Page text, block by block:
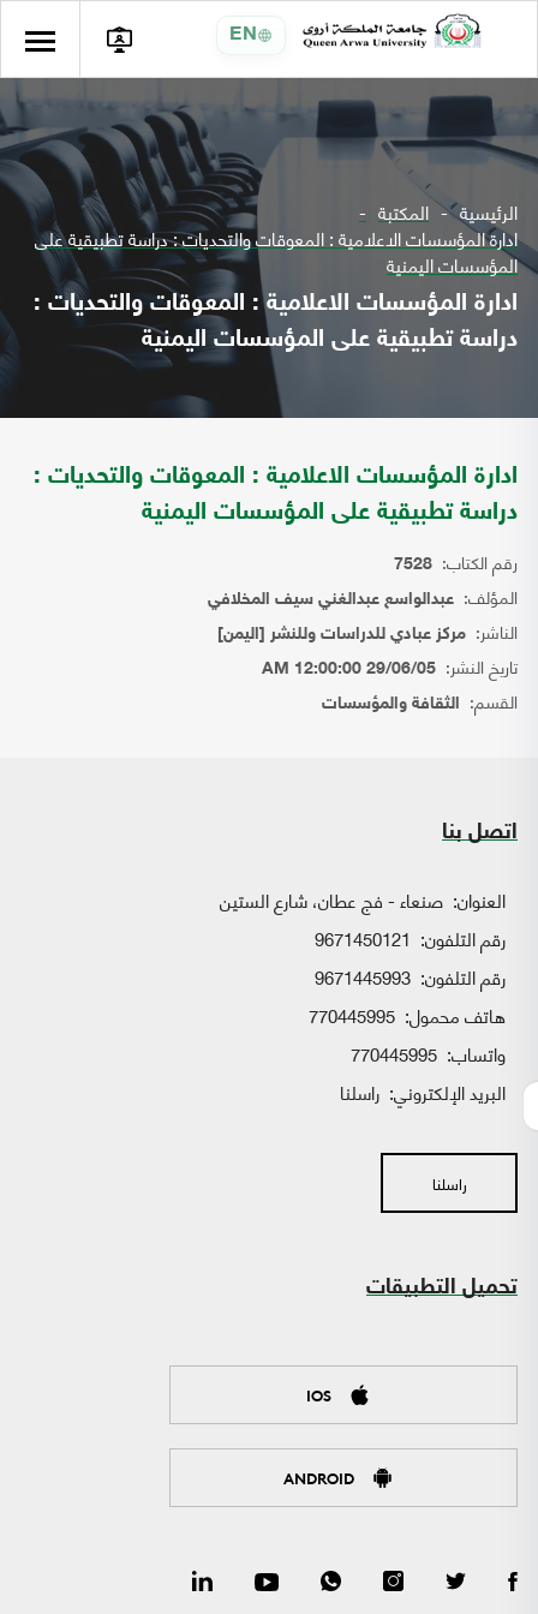
EN
الرئيسية المكتبة
ادارة المؤسسات الاعلامية : المعوقات والتحديات : دراسة تطبيقية على
المؤسسات اليمنية
ادارة المؤسسات الاعلامية : المعوقات والتحديات :
دراسة تطبيقية على المؤسسات اليمنية
ادارة المؤسسات الاعلامية : المعوقات والتحديات :
دراسة تطبيقية على المؤسسات اليمنية
رقم الكتاب: 7528
المؤلف: عبدالواسع عبدالغني سيف المخلافي
الناشر: مركز عبادي للدراسات وللنشر [اليمن]
تاريخ النشر: 29/06/05 12:00:00 AM
القسم: الثقافة والمؤسسات
اتصل بنا
العنوان: صنعاء - فج عطان، شارع الستين
رقم التلفون: 9671450121
رقم التلفون: 9671445993
هاتف محمول: 770445995
واتساب:
البريد الإلكتروني: راسلنا
راسلنا
تحميل التطبيقات
IOS
ANDROID